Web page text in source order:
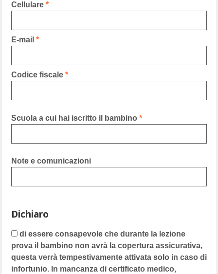
Cellulare *
E-mail *
Codice fiscale *
Scuola a cui hai iscritto il bambino *
Note e comunicazioni
Dichiaro
di essere consapevole che durante la lezione
prova il bambino non avrà la copertura assicurativa,
questa verrà tempestivamente attivata solo in caso di
infortunio. In mancanza di certificato medico,